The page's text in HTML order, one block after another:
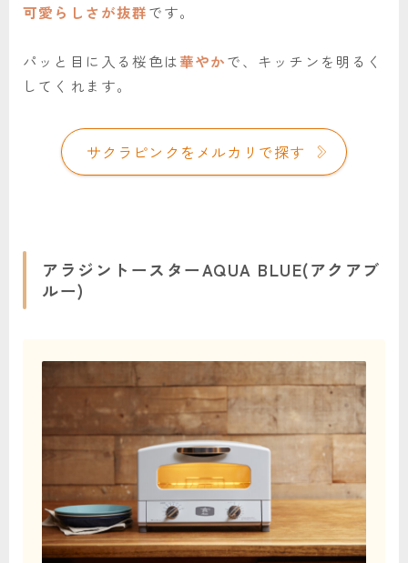
可愛らしさが抜群です。
パッと目に入る桜色は華やかで、キッチンを明るく
してくれます。
サクラピンクをメルカリで探す
アラジントースターAQUA BLUE(アクアブ
ルー)